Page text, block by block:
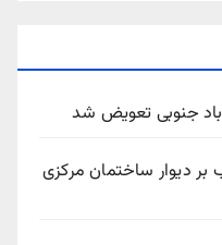
دیوار ساختمان مرکزی